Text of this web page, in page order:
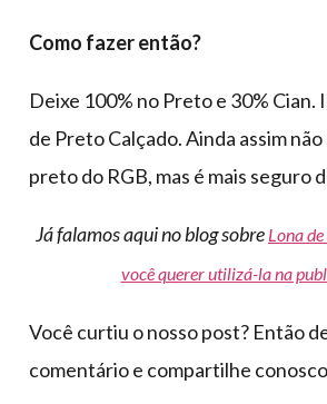
Como fazer então?
Deixe 100% no Preto e 30% Cian.
de Preto Calçado. Ainda assim
preto do RGB, mas é mais seguro
Já falamos aqui no blog sobre Lona
você querer utilizá-la na
Você curtiu o nosso post? Então
comentário e compartilhe